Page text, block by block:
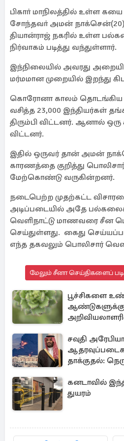
பிகாா் மாநிலத்தில் உள்ள
சோந்தவா் அமன்
தியான்ராஜ் நகரில் உள்ள
நிர்வாகம் படித்து வந்துள்ளார்.
இந்நிலையில் அவரது
மர்மமான முறையில் இறந்து
கொரோனா காலம் தொடங்கிய
வசித்த 23,000 இந்தியர்கள்
திரும்பி விட்டனர். ஆனால்
விட்டனர்.
இதில் ஒருவர் தான் அமன்
காரணத்தை குறித்து
மேற்கொண்டு வருகின்றனர்.
நடைபெற்ற முதற்கட்ட
அடிப்படையில் அதே
வெளிநாட்டு மாணவரை சீன
செய்துள்ளது. கைது
எந்த தகவலும் பொலிசார்
மேலும் சீனா செய்திகளைப்
பூச்சிகளை
சவுதி
தாக்குதல்:
கனடாவில்
துயரம்